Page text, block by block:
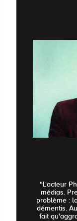
“L'acteur
médias.
problème :
démentis.
fait